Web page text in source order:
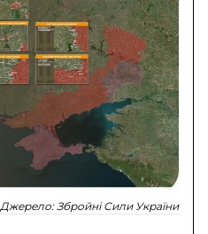
Джерело:Збройні Сили України